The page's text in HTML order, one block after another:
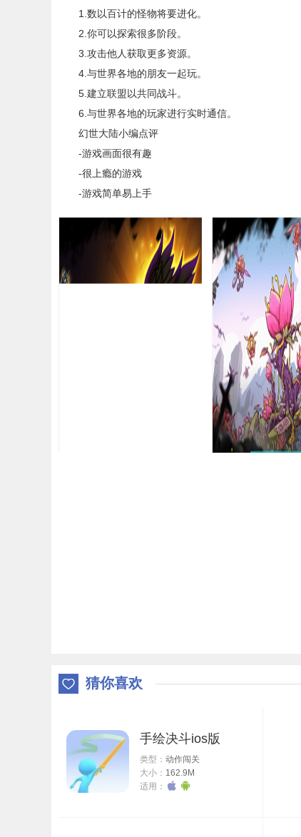
1.数以百计的怪物将要进化。
2.你可以探索很多阶段。
3.攻击他人获取更多资源。
4.与世界各地的朋友一起玩。
5.建立联盟以共同战斗。
6.与世界各地的玩家进行实时通信。
幻世大陆小编点评
-游戏画面很有趣
-很上瘾的游戏
-游戏简单易上手
猜你喜欢
手绘决斗ios版
类型： 动作闯关
大小： 162.9M
适用：